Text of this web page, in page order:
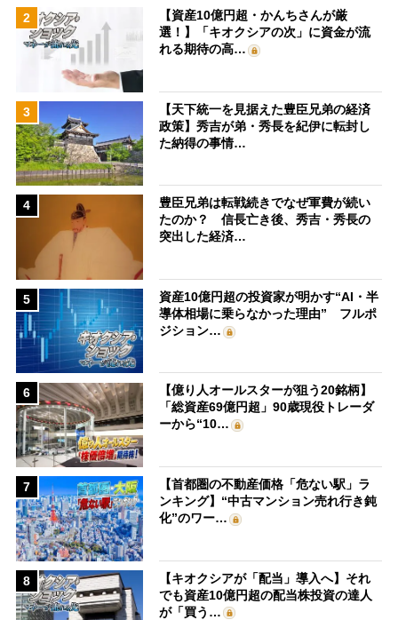
2
【資産10億円超・かんちさんが厳
選！】「キオクシアの次」に資金が流
れる期待の高…
3
【天下統一を見据えた豊臣兄弟の経済
政策】秀吉が弟・秀長を紀伊に転封し
た納得の事情…
4
豊臣兄弟は転戦続きでなぜ軍費が続い
たのか？ 信長亡き後、秀吉・秀長の
突出した経済…
5
資産10億円超の投資家が明かす“AI・半
導体相場に乗らなかった理由” フルポ
ジション…
6
【億り人オールスターが狙う20銘柄】
「総資産69億円超」90歳現役トレーダ
ーから“10…
7
【首都圏の不動産価格「危ない駅」ラ
ンキング】“中古マンション売れ行き鈍
化”のワー…
8
【キオクシアが「配当」導入へ】それ
でも資産10億円超の配当株投資の達人
が「買う…